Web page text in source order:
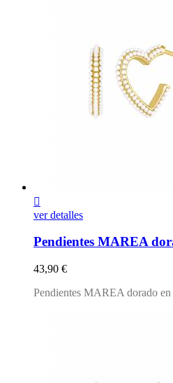

ver detalles
Pendientes MAREA
Precio
43,90 €
Pendientes MAREA dorado